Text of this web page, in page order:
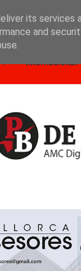
Internacional
its services
and